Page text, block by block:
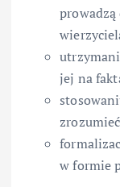
jej na
w formie